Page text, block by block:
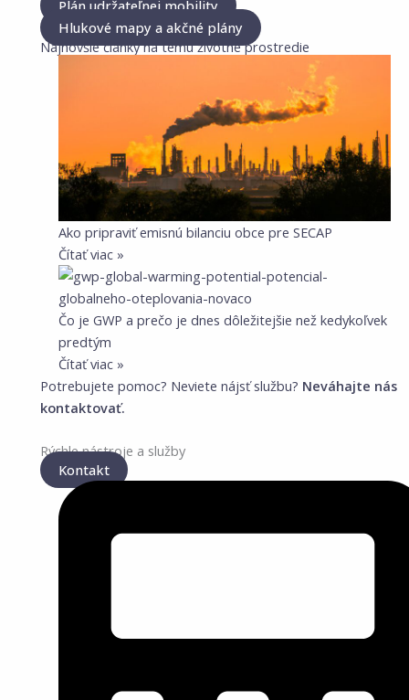
Plán udržateľnej mobility
Hlukové mapy a akčné plány
Najnovšie články na tému životné prostredie
Ako pripraviť emisnú bilanciu obce pre SECAP
Čítať viac »
Čo je GWP a prečo je dnes dôležitejšie než kedykoľvek
predtým
Čítať viac »
Potrebujete pomoc? Neviete nájsť službu? Neváhajte nás
kontaktovať.
Rýchle nástroje a služby
Kontakt